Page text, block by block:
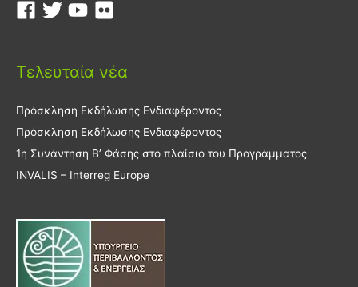
Τελευταία νέα
Πρόσκληση Εκδήλωσης Ενδιαφέροντος
Πρόσκληση Εκδήλωσης Ενδιαφέροντος
1η Συνάντηση Β’ Φάσης στο πλαίσιο του Προγράμματος
INVALIS – Interreg Europe